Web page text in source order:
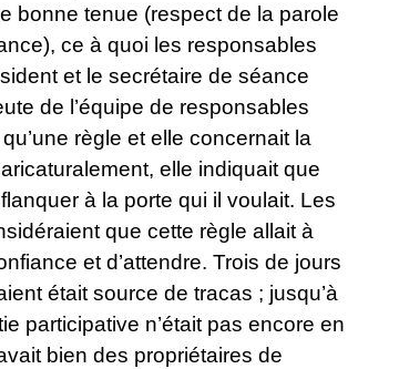
bonne tenue (respect de la parole
ce à quoi les responsables
et le secrétaire de séance
de l’équipe de responsables
règle et elle concernait la
elle indiquait que
à la porte qui il voulait. Les
que cette règle allait à
et d’attendre. Trois de jours
était source de tracas ; jusqu’à
participative n’était pas encore en
bien des propriétaires de